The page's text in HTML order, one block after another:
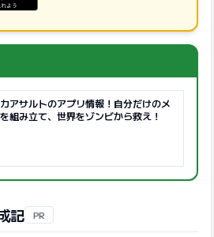
アサルトのアプリ情報！自分だけのメ
組み立て、世界をゾンビから救え！
記 PR